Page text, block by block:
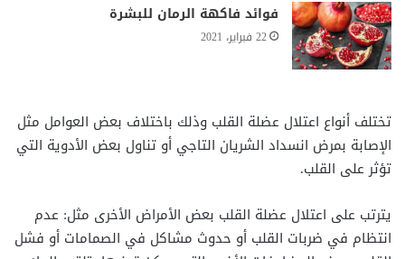
فوائد فاكهة الرمان للبشرة
22 فبراير، 2021
تختلف أنواع اعتلال عضلة القلب وذلك باختلاف بعض العوامل مثل
الإصابة بمرض انسداد الشريان التاجي أو تناول بعض الأدوية التي
تؤثر على القلب.
يترتب على اعتلال عضلة القلب بعض الأمراض الأخرى مثل: عدم
انتظام في ضربات القلب أو حدوث مشاكل في الصمامات أو فشل